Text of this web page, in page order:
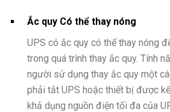
Ắc quy Có thể thay nóng
UPS có ắc quy có thể thay nóng
trong quá trình thay ắc quy. Tính
người sử dụng thay ắc quy một
phải tắt UPS hoặc thiết bị được
khả dụng nguồn điện tối đa của